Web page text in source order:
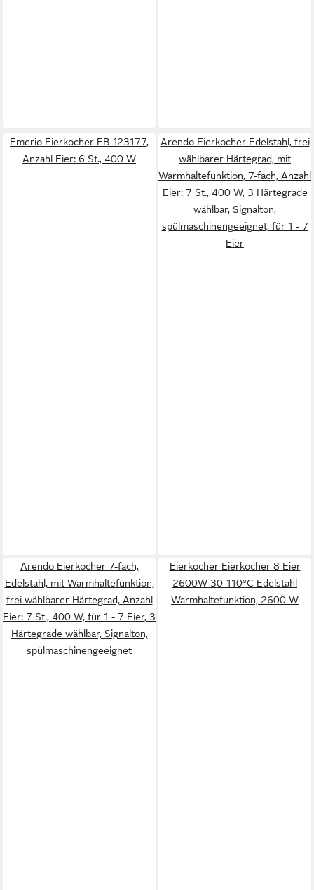
Emerio Eierkocher EB-123177,
Anzahl Eier: 6 St., 400 W
Arendo Eierkocher Edelstahl, frei
wählbarer Härtegrad, mit
Warmhaltefunktion, 7-fach, Anzahl
Eier: 7 St., 400 W, 3 Härtegrade
wählbar, Signalton,
spülmaschinengeeignet, für 1 - 7
Eier
Arendo Eierkocher 7-fach,
Edelstahl, mit Warmhaltefunktion,
frei wählbarer Härtegrad, Anzahl
Eier: 7 St., 400 W, für 1 - 7 Eier, 3
Härtegrade wählbar, Signalton,
spülmaschinengeeignet
Eierkocher Eierkocher 8 Eier
2600W 30-110°C Edelstahl
Warmhaltefunktion, 2600 W